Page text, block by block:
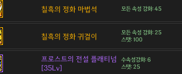
칠흑의 정화 마법석 모든 속성 강화: 45
칠흑의 정화 귀걸이
모든 속성 강화: 25
스탯: 100
프로스트의 전설 플래티넘
[35Lv]
수속성강화: 6
스탯: 25